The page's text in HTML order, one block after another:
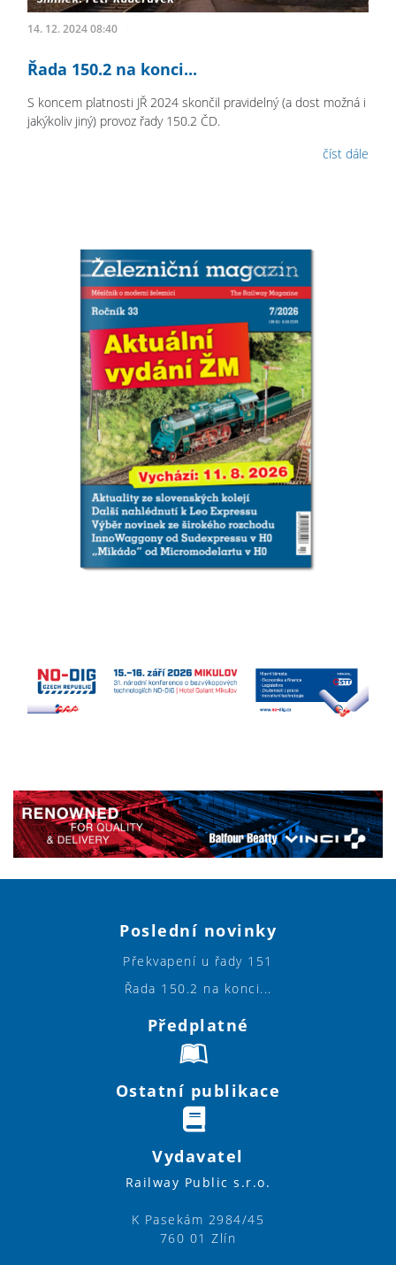
14. 12. 2024 08:40
Řada 150.2 na konci...
S koncem platnosti JŘ 2024 skončil pravidelný (a dost možná i
jakýkoliv jiný) provoz řady 150.2 ČD.
číst dále
Poslední novinky
Překvapení u řady 151
Řada 150.2 na konci...
Předplatné
Ostatní publikace
Vydavatel
Railway Public s.r.o.
K Pasekám 2984/45
760 01 Zlín